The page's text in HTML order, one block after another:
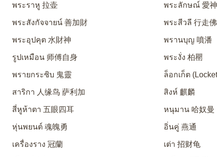
พระราหู 拉壶 พระลักษณ์ 愛
พระสังกัจจายน์ 善加財 พระสีวลี 行走佛
พระอุปคุต 水財神 พรานบุญ 噴潘
รูปเหมือน 师傅自身 พระงั่ง 柏罌
พรายกระซิบ 鬼靈 ล็อกเก็ต
สาริกา 人缘鸟 萨利加 สิงห์ 麒麟
สี่หูห้าตา 五眼四耳 หนุมาน 哈奴曼
หุ่นพยนต์ 魂魄勇 อิ่นคู่ 燕通
เครื่องราง 冠蘭 เต่า 招财龟